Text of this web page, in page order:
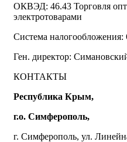
ОКВЭД: 46.43 Торговля
электротоварами
Система
Ген. директор:
КОНТАКТЫ
Республика Крым,
г.о. Симферополь,
г. Симферополь, ул.